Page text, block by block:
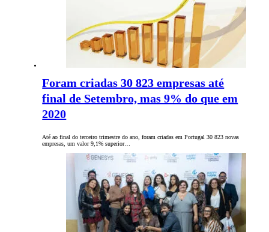
Foram criadas 30 823 empresas até
final de Setembro, mas 9% do que em
2020
Até ao final do terceiro trimestre do ano, foram criadas em Portugal 30 823 novas
empresas, um valor 9,1% superior…